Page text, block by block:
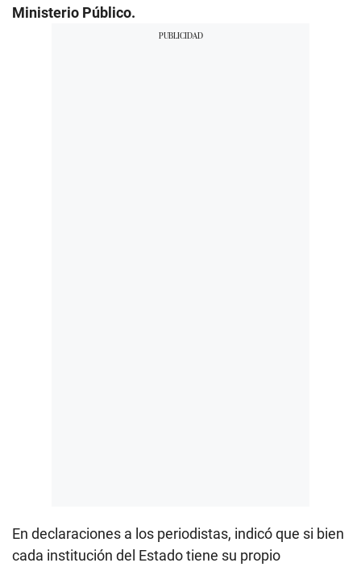
Ministerio Público.
En declaraciones a los periodistas, indicó que si bien
cada institución del Estado tiene su propio